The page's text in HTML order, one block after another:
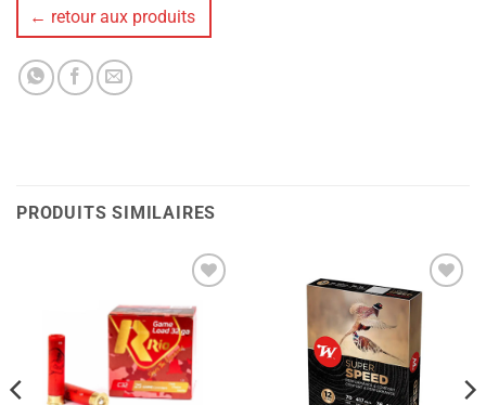
← retour aux produits
PRODUITS SIMILAIRES
à la liste
de
souhaits
Ajouter
à la liste
souhaits